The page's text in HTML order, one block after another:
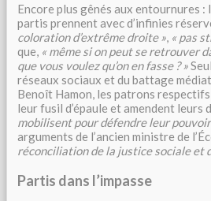
Encore plus gênés aux entournures
partis prennent avec d’infinies
coloration d’extrême droite », « pas
que, « même si on peut se retrouver
que vous voulez qu’on en fasse ? »
réseaux sociaux et du battage
Benoît Hamon, les patrons
leur fusil d’épaule et amendent leurs
mobilisent pour défendre leur pouvoir
arguments de l’ancien ministre de
réconciliation de la justice sociale et
Partis dans l’impasse